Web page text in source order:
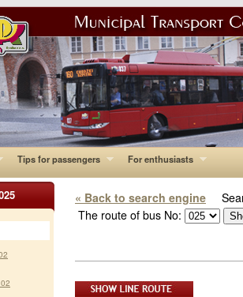
Tips for passengers For enthusiasts
« Back to search engine
The route of bus No: